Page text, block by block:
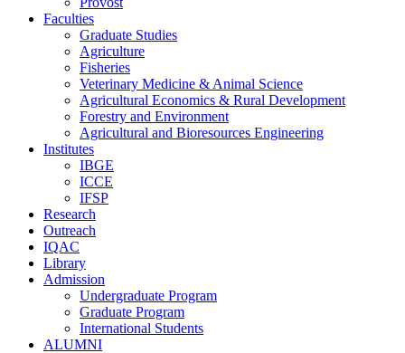
Faculties
Graduate Studies
Agriculture
Fisheries
Veterinary Medicine & Animal Science
Agricultural Economics & Rural Development
Forestry and Environment
Agricultural and Bioresources Engineering
Institutes
IBGE
ICCE
IFSP
Research
Outreach
IQAC
Library
Admission
Undergraduate Program
Graduate Program
International Students
ALUMNI